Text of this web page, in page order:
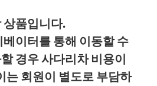
상품입니다.
이터를 통해 이동할 수
경우 사다리차 비용이
는 회원이 별도로 부담하